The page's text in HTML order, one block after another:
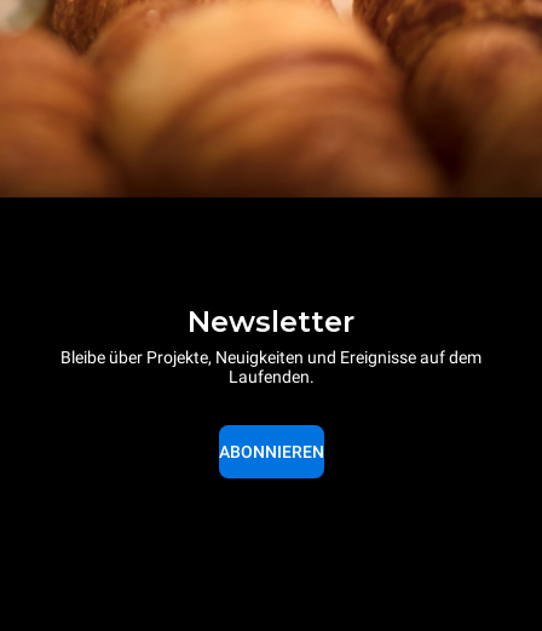
Newsletter
Bleibe über Projekte, Neuigkeiten und Ereignisse auf dem
Laufenden.
ABONNIEREN